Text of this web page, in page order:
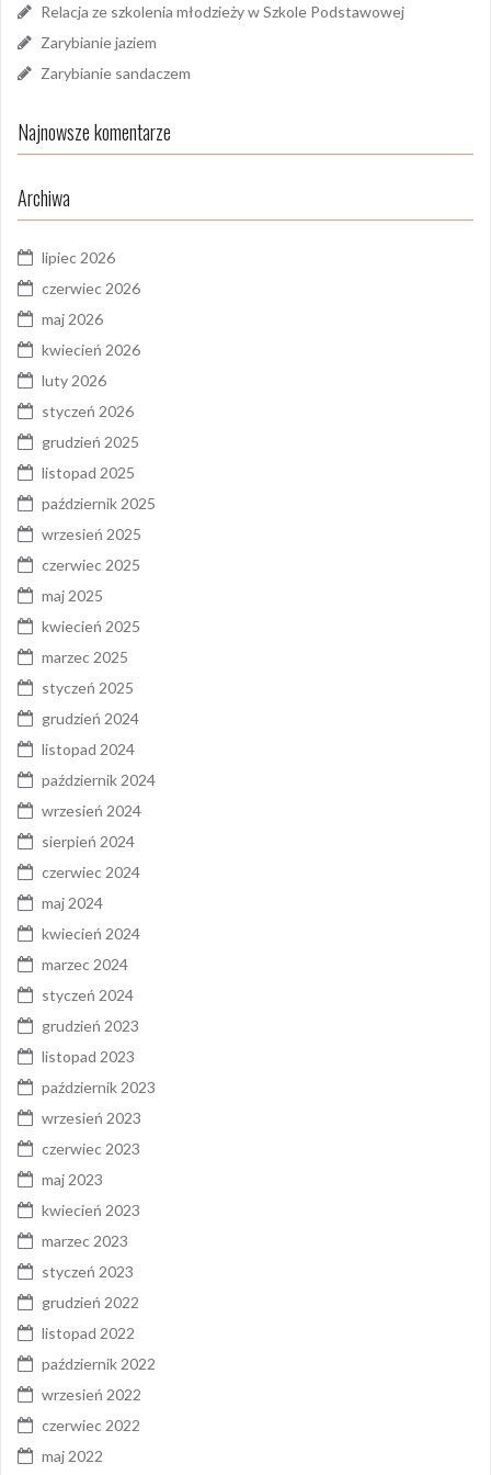
Relacja ze szkolenia młodzieży w Szkole Podstawowej
Zarybianie jaziem
Zarybianie sandaczem
Najnowsze komentarze
Archiwa
lipiec 2026
czerwiec 2026
maj 2026
kwiecień 2026
luty 2026
styczeń 2026
grudzień 2025
listopad 2025
październik 2025
wrzesień 2025
czerwiec 2025
maj 2025
kwiecień 2025
marzec 2025
styczeń 2025
grudzień 2024
listopad 2024
październik 2024
wrzesień 2024
sierpień 2024
czerwiec 2024
maj 2024
kwiecień 2024
marzec 2024
styczeń 2024
grudzień 2023
listopad 2023
październik 2023
wrzesień 2023
czerwiec 2023
maj 2023
kwiecień 2023
marzec 2023
styczeń 2023
grudzień 2022
listopad 2022
październik 2022
wrzesień 2022
czerwiec 2022
maj 2022